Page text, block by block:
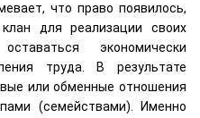
что право появилось,
для реализации своих
экономически
труда. В результате
или обменные отношения
(семействами). Именно